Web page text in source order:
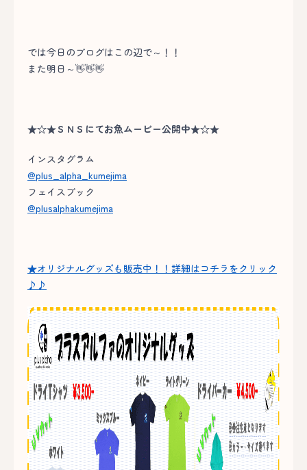
では今日のブログはこの辺で～！！
また明日～👋👋👋
★☆★ＳＮＳにてお魚ムービー公開中★☆★
インスタグラム
@plus_alpha_kumejima
フェイスブック
@plusalphakumejima
★オリジナルグッズも販売中！！詳細はコチラをクリック
♪♪